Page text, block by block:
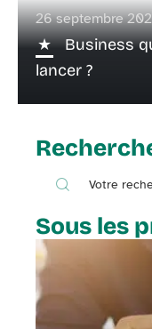
26 septembre
Business
lancer ?
Sous les